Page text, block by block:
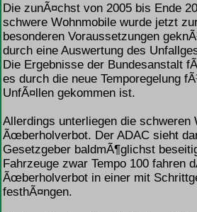
Die zunÃ¤chst von 2005 bis Ende
schwere Wohnmobile wurde jetzt
besonderen Voraussetzungen
durch eine Auswertung des
Die Ergebnisse der Bundesanstalt
es durch die neue Temporegelung
UnfÃ¤llen gekommen ist.
Allerdings unterliegen die schweren
Ãœberholverbot. Der ADAC sieht
Gesetzgeber baldmÃ¶glichst
Fahrzeuge zwar Tempo 100 fahren
Ãœberholverbot in einer mit
festhÃ¤ngen.